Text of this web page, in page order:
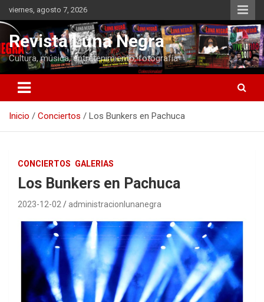
Saltar
al
contenido
viernes, agosto 7, 2026
Revista Luna Negra
Cultura, música, entretenimiento, fotografía
Inicio Conciertos Los Bunkers en Pachuca
CONCIERTOS GALERIAS
Los Bunkers en Pachuca
2023-12-02 administracionlunanegra